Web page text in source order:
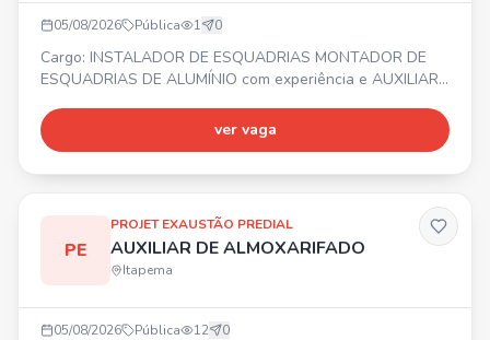
05/08/2026 Pública 1 0
Cargo: INSTALADOR DE ESQUADRIAS MONTADOR DE
ESQUADRIAS DE ALUMÍNIO com experiência e AUXILIAR
Segunda a Sexta-feira 💰 Salário, Vale Alimentação,
Bonificação e Seguro de vida. ✅ Necessário experiência
ver vaga
PE
PROJET EXAUSTÃO PREDIAL
AUXILIAR DE ALMOXARIFADO
Itapema
05/08/2026 Pública 12 0